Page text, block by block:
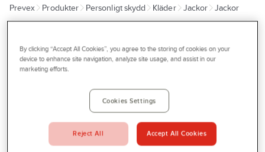
Outlet
Bli kund
Serviceverkstad
Prevex Produkter Personligt skydd Kläder Jackor Jackor
Skaljacka
Fristads
4881 GLS
4881 GLS SVART
STRETCH L
By clicking “Accept All Cookies”, you agree to the storing of cookies on your
device to enhance site navigation, analyze site usage, and assist in our
marketing efforts.
Cookies Settings
Reject All Accept All Cookies